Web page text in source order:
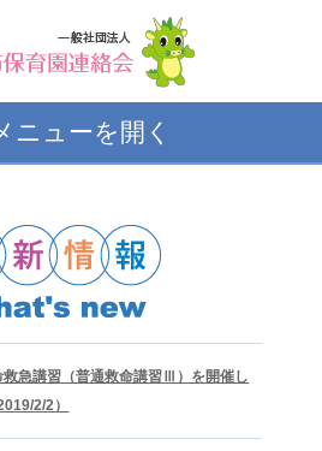
ニューを開く
救急講習（普通救命講習Ⅲ）を開催し
2/2）